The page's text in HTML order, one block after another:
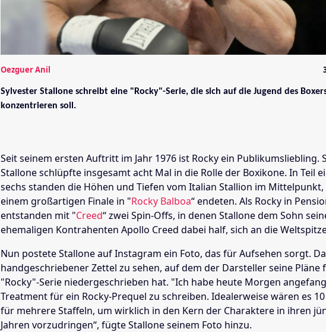
Oezguer Anil
Sylvester Stallone schreibt eine "Rocky"-Serie, die sich auf die Jugend des
konzentrieren soll.
Seit seinem ersten Auftritt im Jahr 1976 ist Rocky ein Publikumsliebling.
Stallone schlüpfte insgesamt acht Mal in die Rolle der Boxikone. In Teil
sechs standen die Höhen und Tiefen vom Italian Stallion im Mittelpunkt,
einem großartigen Finale in "Rocky Balboa“ endeten. Als Rocky in
entstanden mit "Creed“ zwei Spin-Offs, in denen Stallone dem Sohn
ehemaligen Kontrahenten Apollo Creed dabei half, sich an die
Nun postete Stallone auf Instagram ein Foto, das für Aufsehen sorgt.
handgeschriebener Zettel zu sehen, auf dem der Darsteller seine Pläne
"Rocky"-Serie niedergeschrieben hat. "Ich habe heute Morgen
Treatment für ein Rocky-Prequel zu schreiben. Idealerweise wären es
für mehrere Staffeln, um wirklich in den Kern der Charaktere in ihren
Jahren vorzudringen“, fügte Stallone seinem Foto hinzu.